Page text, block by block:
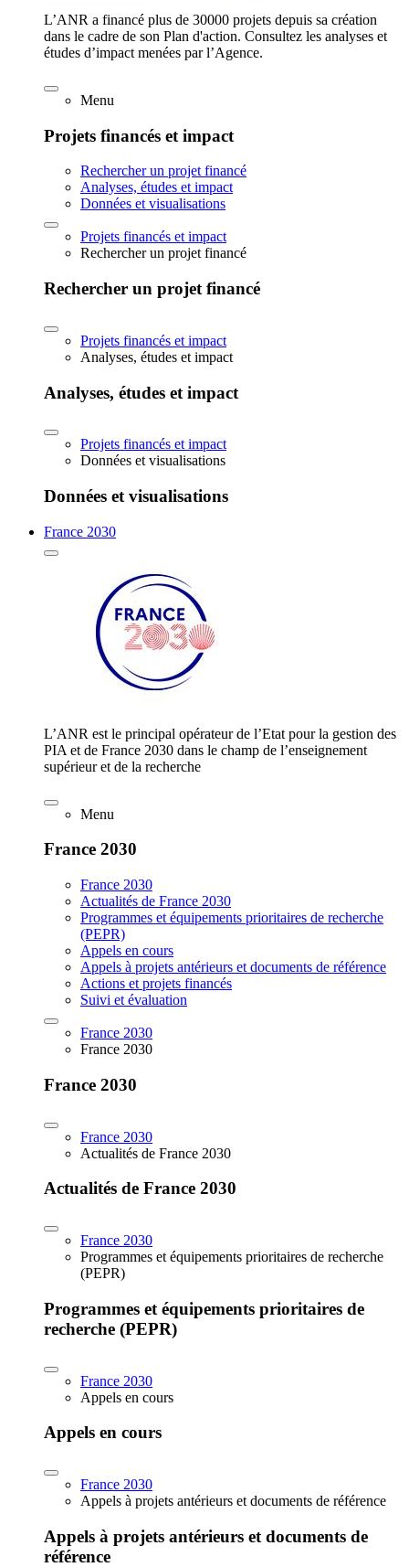
L’ANR a financé plus de 30000 projets depuis sa création
dans le cadre de son Plan d'action. Consultez les analyses et
études d’impact menées par l’Agence.
Menu
Projets financés et impact
Rechercher un projet financé
Analyses, études et impact
Données et visualisations
Projets financés et impact
Rechercher un projet financé
Rechercher un projet financé
Projets financés et impact
Analyses, études et impact
Analyses, études et impact
Projets financés et impact
Données et visualisations
Données et visualisations
France 2030
L’ANR est le principal opérateur de l’Etat pour la gestion des
PIA et de France 2030 dans le champ de l’enseignement
supérieur et de la recherche
Menu
France 2030
France 2030
Actualités de France 2030
Programmes et équipements prioritaires de recherche
(PEPR)
Appels en cours
Appels à projets antérieurs et documents de référence
Actions et projets financés
Suivi et évaluation
France 2030
France 2030
France 2030
France 2030
Actualités de France 2030
Actualités de France 2030
France 2030
Programmes et équipements prioritaires de recherche
(PEPR)
Programmes et équipements prioritaires de
recherche (PEPR)
France 2030
Appels en cours
Appels en cours
France 2030
Appels à projets antérieurs et documents de référence
Appels à projets antérieurs et documents de
référence